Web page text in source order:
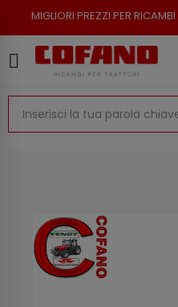
PREZZI PER RICAMBI PER